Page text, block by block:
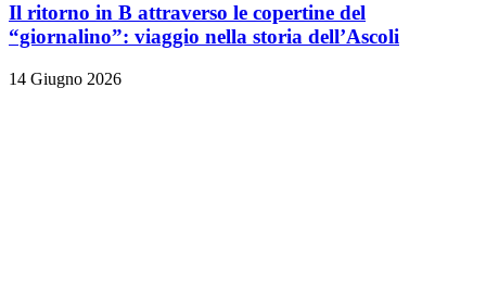
Il ritorno in B attraverso le copertine del
“giornalino”: viaggio nella storia dell’Ascoli
14 Giugno 2026